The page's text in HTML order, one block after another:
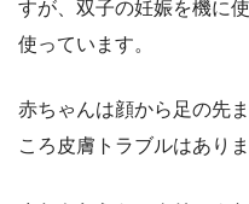
すが、双子の妊娠を機に
使っています。
赤ちゃんは顔から足の先
ころ皮膚トラブルはありま